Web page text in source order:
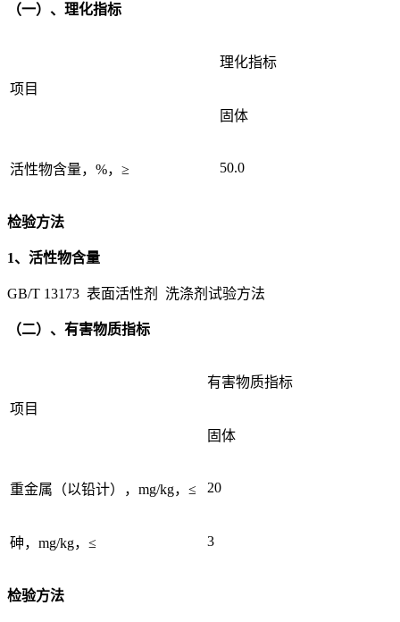
（一）、理化指标
项目
理化指标
固体
活性物含量，%，≥ 50.0
检验方法
1、活性物含量
GB/T 13173 表面活性剂 洗涤剂试验方法
（二）、有害物质指标
项目
有害物质指标
固体
重金属（以铅计），mg/kg，≤ 20
砷，mg/kg，≤ 3
检验方法